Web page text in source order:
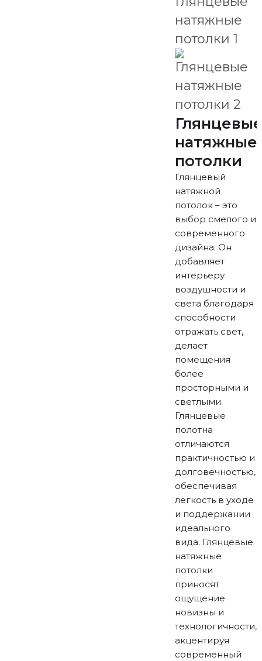
натяжные
потолки
Глянцевый
натяжной
потолок – это
выбор смелого и
современного
дизайна. Он
добавляет
интерьеру
воздушности и
света благодаря
способности
отражать свет,
делает
помещения
более
просторными и
светлыми.
Глянцевые
полотна
отличаются
практичностью и
долговечностью,
обеспечивая
легкость в уходе
и поддержании
идеального
вида. Глянцевые
натяжные
потолки
приносят
ощущение
новизны и
технологичности,
акцентируя
современный